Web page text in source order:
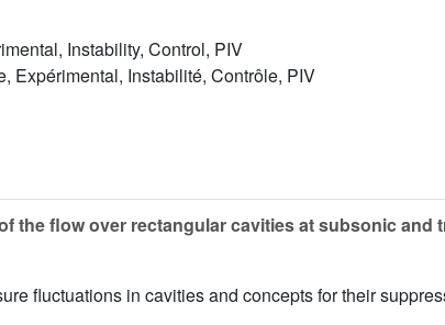
Instability, Control, PIV
Expérimental, Instabilité, Contrôle, PIV
the flow over rectangular cavities at subsonic and
fluctuations in cavities and concepts for their